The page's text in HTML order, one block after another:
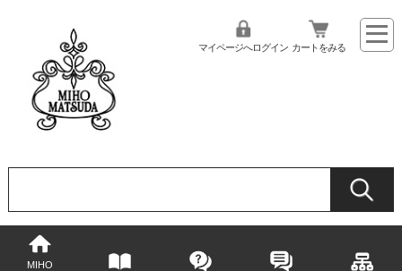
マイページへログイン カートをみる
MIHO